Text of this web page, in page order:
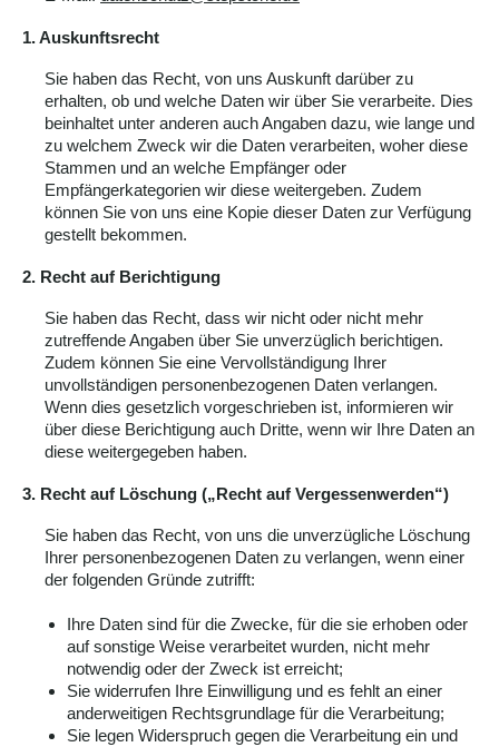
1. Auskunftsrecht
Sie haben das Recht, von uns Auskunft darüber zu
erhalten, ob und welche Daten wir über Sie verarbeite. Dies
beinhaltet unter anderen auch Angaben dazu, wie lange und
zu welchem Zweck wir die Daten verarbeiten, woher diese
Stammen und an welche Empfänger oder
Empfängerkategorien wir diese weitergeben. Zudem
können Sie von uns eine Kopie dieser Daten zur Verfügung
gestellt bekommen.
2. Recht auf Berichtigung
Sie haben das Recht, dass wir nicht oder nicht mehr
zutreffende Angaben über Sie unverzüglich berichtigen.
Zudem können Sie eine Vervollständigung Ihrer
unvollständigen personenbezogenen Daten verlangen.
Wenn dies gesetzlich vorgeschrieben ist, informieren wir
über diese Berichtigung auch Dritte, wenn wir Ihre Daten an
diese weitergegeben haben.
3. Recht auf Löschung („Recht auf Vergessenwerden“)
Sie haben das Recht, von uns die unverzügliche Löschung
Ihrer personenbezogenen Daten zu verlangen, wenn einer
der folgenden Gründe zutrifft:
Ihre Daten sind für die Zwecke, für die sie erhoben oder
auf sonstige Weise verarbeitet wurden, nicht mehr
notwendig oder der Zweck ist erreicht;
Sie widerrufen Ihre Einwilligung und es fehlt an einer
anderweitigen Rechtsgrundlage für die Verarbeitung;
Sie legen Widerspruch gegen die Verarbeitung ein und